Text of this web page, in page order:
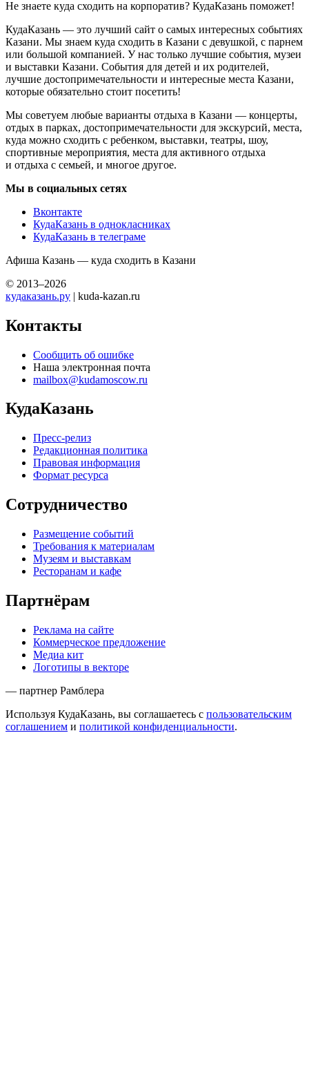
Не знаете куда сходить на корпоратив? КудаКазань поможет!
КудаКазань — это лучший сайт о самых интересных событиях
Казани. Мы знаем куда сходить в Казани с девушкой, с парнем
или большой компанией. У нас только лучшие события, музеи
и выставки Казани. События для детей и их родителей,
лучшие достопримечательности и интересные места Казани,
которые обязательно стоит посетить!
Мы советуем любые варианты отдыха в Казани — концерты,
отдых в парках, достопримечательности для экскурсий, места,
куда можно сходить с ребенком, выставки, театры, шоу,
спортивные мероприятия, места для активного отдыха
и отдыха с семьей, и многое другое.
Мы в социальных сетях
Вконтакте
КудаКазань в однокласниках
КудаКазань в телеграме
Афиша Казань — куда сходить в Казани
© 2013–2026
кудаказань.ру | kuda-kazan.ru
Контакты
Сообщить об ошибке
Наша электронная почта
mailbox@kudamoscow.ru
КудаКазань
Пресс-релиз
Редакционная политика
Правовая информация
Формат ресурса
Сотрудничество
Размещение событий
Требования к материалам
Музеям и выставкам
Ресторанам и кафе
Партнёрам
Реклама на сайте
Коммерческое предложение
Медиа кит
Логотипы в векторе
— партнер Рамблера
Используя КудаКазань, вы соглашаетесь с пользовательским
соглашением и политикой конфиденциальности.